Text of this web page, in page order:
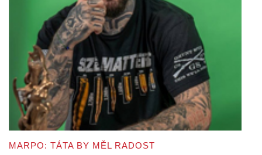
MARPO: TÁTA BY MĚL RADOST